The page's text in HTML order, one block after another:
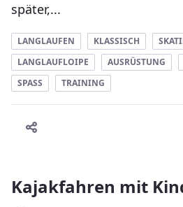
später,...
LANGLAUFEN KLASSISCH
LANGLAUFLOIPE
AUSRÜSTUNG
SPASS
TRAINING
Kajakfahren mit